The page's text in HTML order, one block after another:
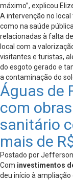
máximo”, explicou
A intervenção no
como na saúde
relacionadas à falta
local com a
visitantes e turistas,
do esgoto gerado e
a contaminação do
Águas de
com
sanitário
mais de
Postado por
Com investimentos
deu início à